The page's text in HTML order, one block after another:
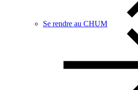
Se rendre au CHUM